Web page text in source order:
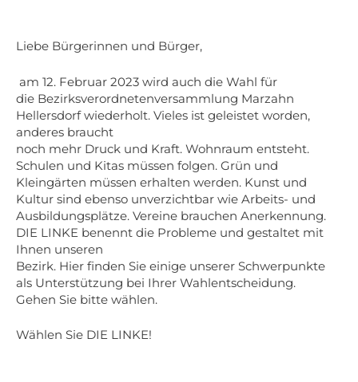
Liebe Bürgerinnen und Bürger,
am 12. Februar 2023 wird auch die Wahl für
die Bezirksverordnetenversammlung Marzahn
Hellersdorf wiederholt. Vieles ist geleistet worden,
anderes braucht
noch mehr Druck und Kraft. Wohnraum entsteht.
Schulen und Kitas müssen folgen. Grün und
Kleingärten müssen erhalten werden. Kunst und
Kultur sind ebenso unverzichtbar wie Arbeits- und
Ausbildungsplätze. Vereine brauchen Anerkennung.
DIE LINKE benennt die Probleme und gestaltet mit
Ihnen unseren
Bezirk. Hier finden Sie einige unserer Schwerpunkte
als Unterstützung bei Ihrer Wahlentscheidung.
Gehen Sie bitte wählen.
Wählen Sie DIE LINKE!